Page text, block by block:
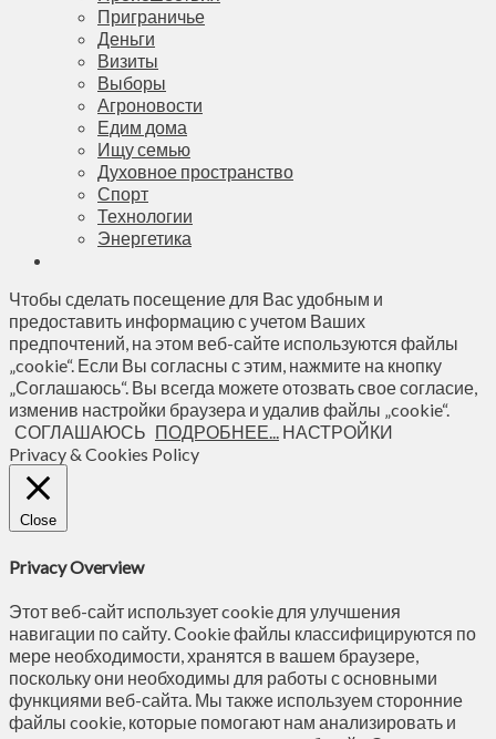
Приграничье
Деньги
Визиты
Выборы
Агроновости
Едим дома
Ищу семью
Духовное пространство
Спорт
Технологии
Энергетика
Чтобы сделать посещение для Вас удобным и
предоставить информацию с учетом Ваших
предпочтений, на этом веб-сайте используются файлы
„cookie“. Если Вы согласны с этим, нажмите на кнопку
„Соглашаюсь“. Вы всегда можете отозвать свое согласие,
изменив настройки браузера и удалив файлы „cookie“.
СОГЛАШАЮСЬ ПОДРОБНЕЕ... НАСТРОЙКИ
Privacy & Cookies Policy
Close
Privacy Overview
Этот веб-сайт использует cookie для улучшения
навигации по сайту. Сookie файлы классифицируются по
мере необходимости, хранятся в вашем браузере,
поскольку они необходимы для работы с основными
функциями веб-сайта. Мы также используем сторонние
файлы cookie, которые помогают нам анализировать и